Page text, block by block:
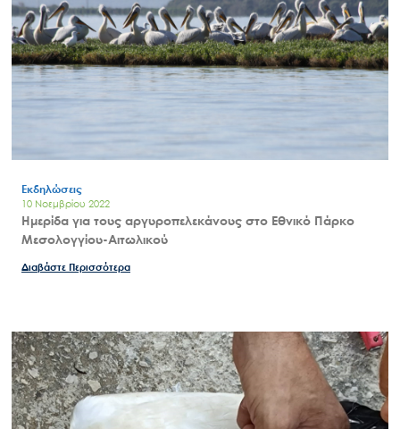
Εκδηλώσεις
10 Νοεμβρίου 2022
Ημερίδα για τους αργυροπελεκάνους στο Εθνικό Πάρκο
Μεσολογγίου-Αιτωλικού
Διαβάστε Περισσότερα